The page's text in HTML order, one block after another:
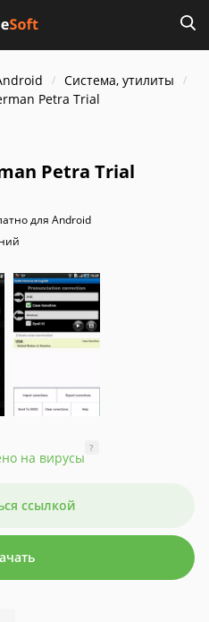
Система, утилиты
Petra Trial
Petra Trial
для Android
на вирусы
?
ссылкой